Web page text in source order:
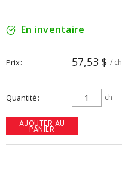
En inventaire
Prix 57,53 $ / ch
Quantité ch
AJOUTER AU
PANIER